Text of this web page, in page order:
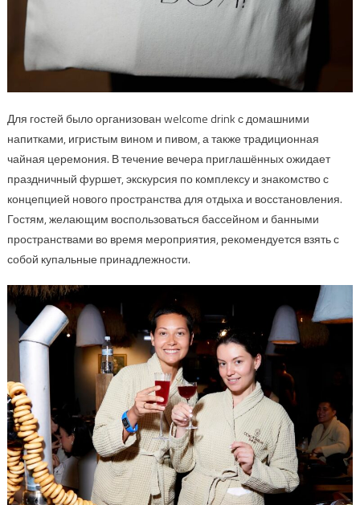
Для гостей было организован welcome drink с домашними
напитками, игристым вином и пивом, а также традиционная
чайная церемония. В течение вечера приглашённых ожидает
праздничный фуршет, экскурсия по комплексу и знакомство с
концепцией нового пространства для отдыха и восстановления.
Гостям, желающим воспользоваться бассейном и банными
пространствами во время мероприятия, рекомендуется взять с
собой купальные принадлежности.